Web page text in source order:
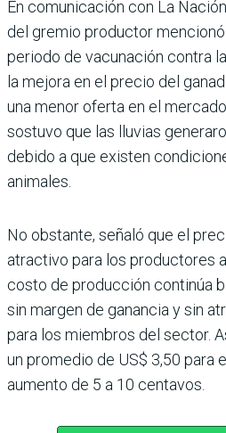
En comunicación con La
del gremio productor
periodo de vacunación contra
la mejora en el precio del
una menor oferta en el
sostuvo que las lluvias
debido a que existen
animales.
No obstante, señaló que el
atractivo para los productores
costo de producción continúa
sin margen de ganancia y sin
para los miembros del sector.
un promedio de US$ 3,50 para
aumento de 5 a 10 centavos.